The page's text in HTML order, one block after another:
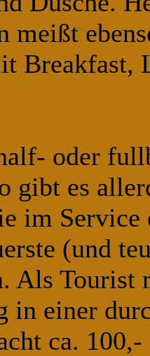
meißt
Breakfast,
oder
gibt es
im
(und
Als
in einer
ca.